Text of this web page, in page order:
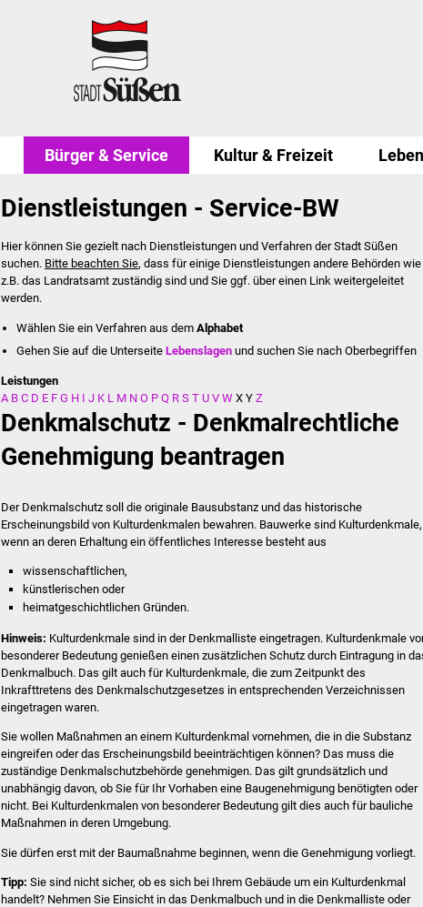
Bürger & Service Kultur & Freizeit
Dienstleistungen - Service-BW
Hier können Sie gezielt nach Dienstleistungen und Verfahren der Stadt Süßen
suchen. Bitte beachten Sie, dass für einige Dienstleistungen andere Behörden wie
z.B. das Landratsamt zuständig sind und Sie ggf. über einen Link weitergeleitet
werden.
Wählen Sie ein Verfahren aus dem Alphabet
Gehen Sie auf die UnterseiteLebenslagen und suchen Sie nach Oberbegriffen
Leistungen
A B C D E F G H I J K L M N O P Q R S T U V W X Y Z
Denkmalschutz - Denkmalrechtliche
Genehmigung beantragen
Der Denkmalschutz soll die originale Bausubstanz und das historische
Erscheinungsbild von Kulturdenkmalen bewahren. Bauwerke sind Kulturdenkmale,
wenn an deren Erhaltung ein öffentliches Interesse besteht aus
wissenschaftlichen,
künstlerischen oder
heimatgeschichtlichen Gründen.
Hinweis: Kulturdenkmale sind in der Denkmalliste eingetragen. Kulturdenkmale
besonderer Bedeutung genießen einen zusätzlichen Schutz durch Eintragung in
Denkmalbuch. Das gilt auch für Kulturdenkmale, die zum Zeitpunkt des
Inkrafttretens des Denkmalschutzgesetzes in entsprechenden Verzeichnissen
eingetragen waren.
Sie wollen Maßnahmen an einem Kulturdenkmal vornehmen, die in die Substanz
eingreifen oder das Erscheinungsbild beeinträchtigen können? Das muss die
zuständige Denkmalschutzbehörde genehmigen. Das gilt grundsätzlich und
unabhängig davon, ob Sie für Ihr Vorhaben eine Baugenehmigung benötigten oder
nicht. Bei Kulturdenkmalen von besonderer Bedeutung gilt dies auch für bauliche
Maßnahmen in deren Umgebung.
Sie dürfen erst mit der Baumaßnahme beginnen, wenn die Genehmigung vorliegt.
Tipp: Sie sind nicht sicher, ob es sich bei Ihrem Gebäude um ein Kulturdenkmal
handelt? Nehmen Sie Einsicht in das Denkmalbuch und in die Denkmalliste oder